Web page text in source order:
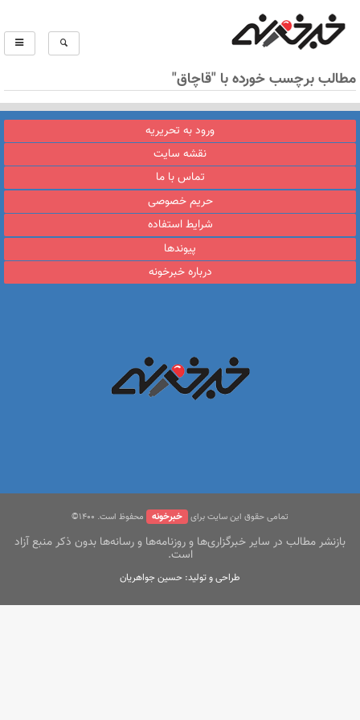
مطالب برچسب خورده با "قاچاق"
ورود به تحریریه
نقشه سایت
تماس با ما
حریم خصوصی
شرایط استفاده
پیوندها
درباره خبرخونه
تمامی حقوق این سایت برای خبرخونه محفوظ است. ۱400©
بازنشر مطالب در سایر خبرگزاری‌ها و روزنامه‌ها و رسانه‌ها بدون ذکر منبع آزاد
است.
طراحی و تولید: حسین جواهریان